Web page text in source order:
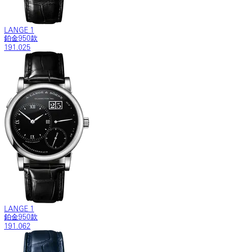
LANGE 1
鉑金950款
191.025
LANGE 1
鉑金950款
191.062